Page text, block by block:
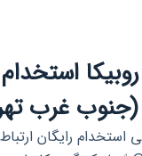
شماره
جهت
سوال
(جنوب غرب